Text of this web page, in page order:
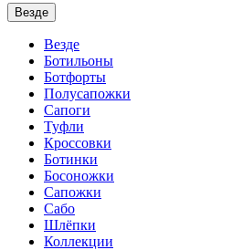
Везде
Везде
Ботильоны
Ботфорты
Полусапожки
Сапоги
Туфли
Кроссовки
Ботинки
Босоножки
Сапожки
Сабо
Шлёпки
Коллекции